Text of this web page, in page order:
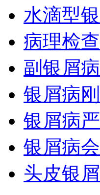
水滴型
病理检
副银屑
银屑病
银屑病
银屑病
头皮银